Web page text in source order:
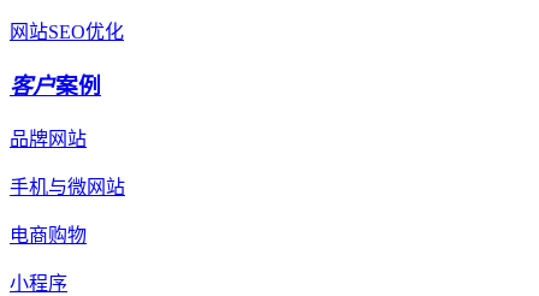
网站SEO优化
客户案例
品牌网站
手机与微网站
电商购物
小程序